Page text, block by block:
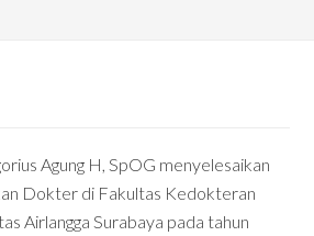
Agung H, SpOG menyelesaikan
Dokter di Fakultas Kedokteran
Airlangga Surabaya pada tahun